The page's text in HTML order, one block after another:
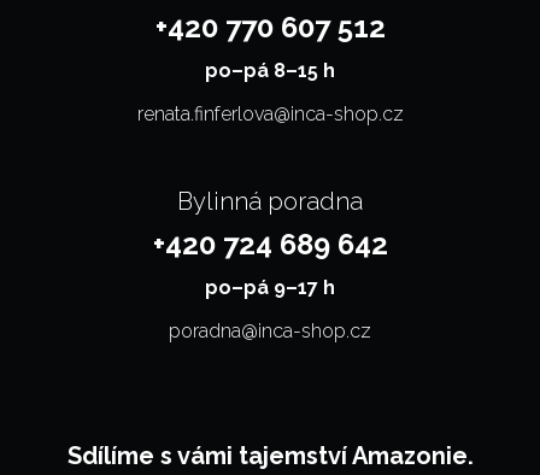
+420 770 607 512
po–⁠⁠⁠⁠⁠⁠pá 8–15 h
renata.finferlova@inca-shop.cz
Bylinná poradna
+420 724 689 642
po–⁠⁠⁠⁠⁠⁠pá 9–17 h
poradna@inca-shop.cz
Sdílíme s vámi tajemství Amazonie.